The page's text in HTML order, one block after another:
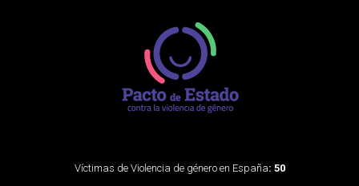
Víctimas de Violencia de género en España: 50